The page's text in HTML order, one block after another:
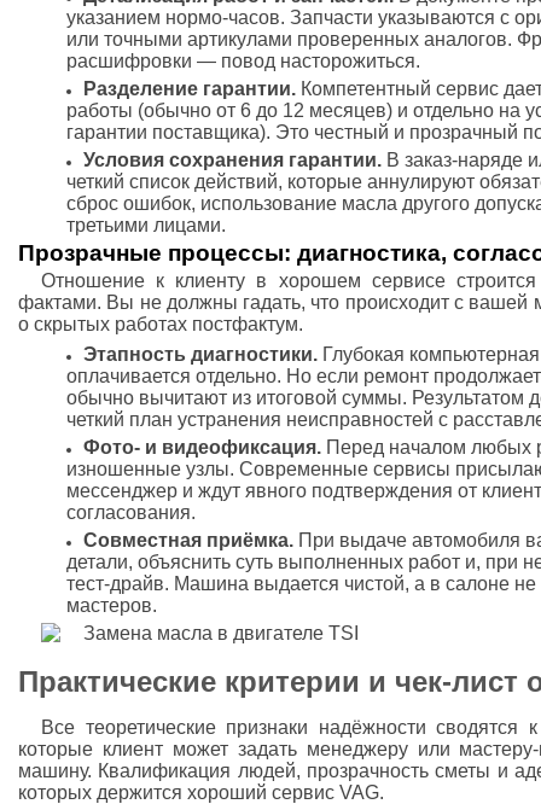
указанием нормо-часов. Запчасти указываются с
или точными артикулами проверенных аналогов.
расшифровки — повод насторожиться.
Разделение гарантии. Компетентный сервис
работы (обычно от 6 до 12 месяцев) и отдельно на
гарантии поставщика). Это честный и прозрачный
Условия сохранения гарантии. В заказ-наряде
четкий список действий, которые аннулируют
сброс ошибок, использование масла другого
третьими лицами.
Прозрачные процессы: диагностика,
Отношение к клиенту в хорошем сервисе
фактами. Вы не должны гадать, что происходит с вашей
о скрытых работах постфактум.
Этапность диагностики. Глубокая
оплачивается отдельно. Но если ремонт
обычно вычитают из итоговой суммы. Результатом
четкий план устранения неисправностей с
Фото- и видеофиксация. Перед началом любых
изношенные узлы. Современные сервисы
мессенджер и ждут явного подтверждения от
согласования.
Совместная приёмка. При выдаче автомобиля
детали, объяснить суть выполненных работ и, при
тест-драйв. Машина выдается чистой, а в салоне
мастеров.
Практические критерии и чек‑лист
Все теоретические признаки надёжности сводятся
которые клиент может задать менеджеру или
машину. Квалификация людей, прозрачность сметы и
которых держится хороший сервис VAG.